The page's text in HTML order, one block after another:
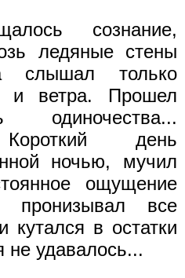
сознание,
ледяные стены
слышал только
и ветра. Прошел
день
ночью, мучил
ощущение
пронизывал все
в остатки
не удавалось...